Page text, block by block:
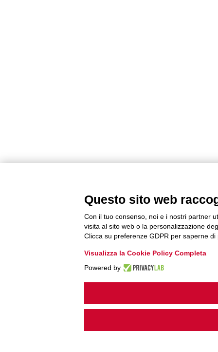
Questo sito web
Con il tuo consenso, noi e i nostri partner
visita al sito web o la personalizzazione
Clicca su preferenze GDPR per saperne di
Visualizza la Cookie Policy Completa
Powered by